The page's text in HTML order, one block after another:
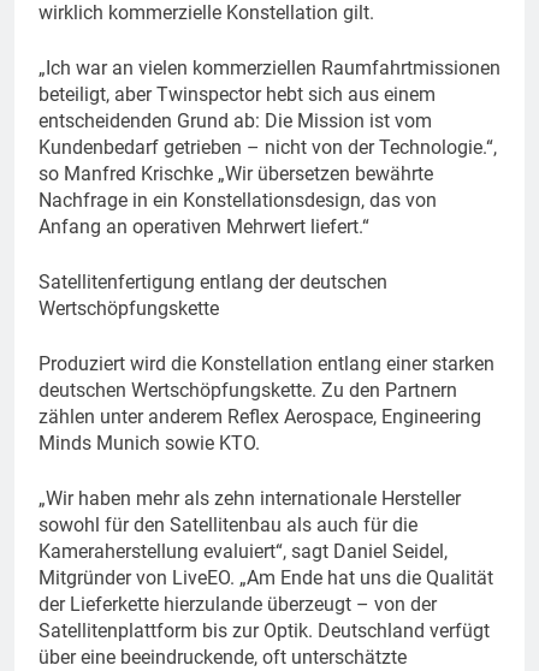
wirklich kommerzielle Konstellation gilt.
„Ich war an vielen kommerziellen Raumfahrtmissionen
beteiligt, aber Twinspector hebt sich aus einem
entscheidenden Grund ab: Die Mission ist vom
Kundenbedarf getrieben – nicht von der Technologie.“,
so Manfred Krischke „Wir übersetzen bewährte
Nachfrage in ein Konstellationsdesign, das von
Anfang an operativen Mehrwert liefert.“
Satellitenfertigung entlang der deutschen
Wertschöpfungskette
Produziert wird die Konstellation entlang einer starken
deutschen Wertschöpfungskette. Zu den Partnern
zählen unter anderem Reflex Aerospace, Engineering
Minds Munich sowie KTO.
„Wir haben mehr als zehn internationale Hersteller
sowohl für den Satellitenbau als auch für die
Kameraherstellung evaluiert“, sagt Daniel Seidel,
Mitgründer von LiveEO. „Am Ende hat uns die Qualität
der Lieferkette hierzulande überzeugt – von der
Satellitenplattform bis zur Optik. Deutschland verfügt
über eine beeindruckende, oft unterschätzte